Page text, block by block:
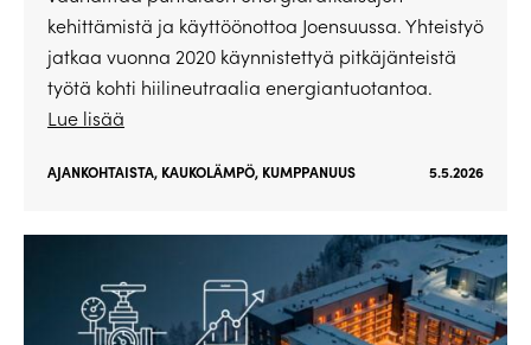
kehittämistä ja käyttöönottoa Joensuussa. Yhteistyö
jatkaa vuonna 2020 käynnistettyä pitkäjänteistä
työtä kohti hiilineutraalia energiantuotantoa.
Lue lisää
AJANKOHTAISTA, KAUKOLÄMPÖ, KUMPPANUUS 5.5.2026